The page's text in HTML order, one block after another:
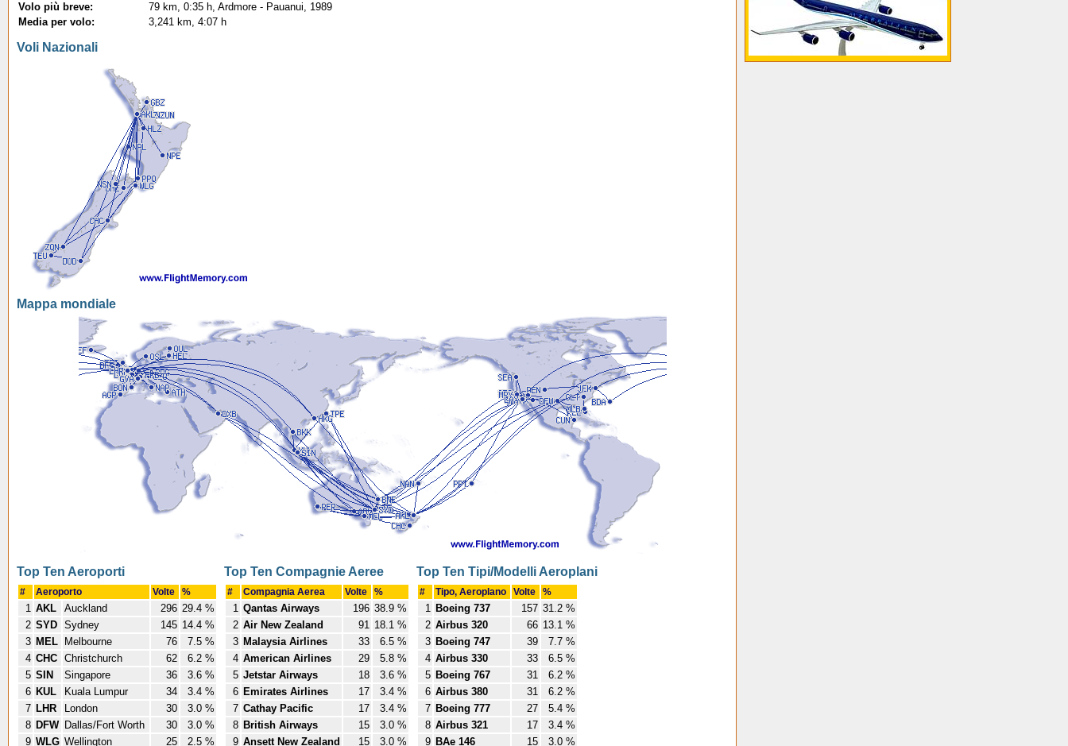
Volo più breve:
79 km, 0:35 h, Ardmore - Pauanui, 1989
Media per volo:
3,241 km, 4:07 h
Voli Nazionali
Mappa mondiale
Top Ten Aeroporti
# Aeroporto Volte %
1 AKL Auckland 296 29.4 %
2 SYD Sydney 145 14.4 %
3 MEL Melbourne 76
7.5 %
4 CHC Christchurch 62
6.2 %
5 SIN Singapore 36
3.6 %
6 KUL Kuala Lumpur 34
3.4 %
7 LHR London 30
3.0 %
8 DFW Dallas/Fort Worth 30
3.0 %
9 WLG Wellington 25 2.5 %
Top Ten Compagnie Aeree
# Compagnia Aerea Volte %
1 Qantas Airways 196 38.9 %
2 Air New Zealand 91 18.1 %
3 Malaysia Airlines 33
6.5 %
4 American Airlines 29
5.8 %
5 Jetstar Airways 18
3.6 %
6 Emirates Airlines 17
3.4 %
7 Cathay Pacific 17
3.4 %
8 British Airways 15
3.0 %
9 Ansett New Zealand 15 3.0 %
Top Ten Tipi/Modelli Aeroplani
# Tipo, Aeroplano Volte %
1 Boeing 737 157 31.2 %
2 Airbus 320 66 13.1 %
3 Boeing 747 39
7.7 %
4 Airbus 330 33
6.5 %
5 Boeing 767 31
6.2 %
6 Airbus 380 31
6.2 %
7 Boeing 777 27
5.4 %
8 Airbus 321 17
3.4 %
9 BAe 146 15 3.0 %